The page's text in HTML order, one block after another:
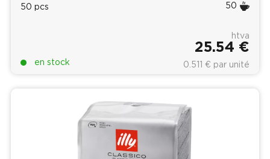
50 pcs
50
en stock
htva
25.54 €
0.511 € par unité